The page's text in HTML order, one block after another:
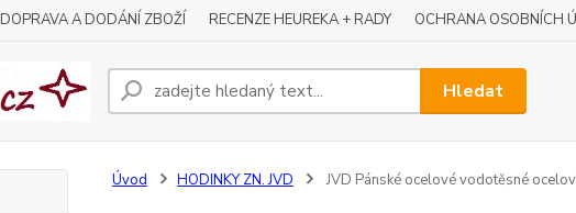
DOPRAVA A DODÁNÍ ZBOŽÍ RECENZE HEUREKA + RADY OCHRANA OSOBNÍCH
Hledat
Úvod HODINKY ZN. JVD JVD Pánské ocelové vodotěsné